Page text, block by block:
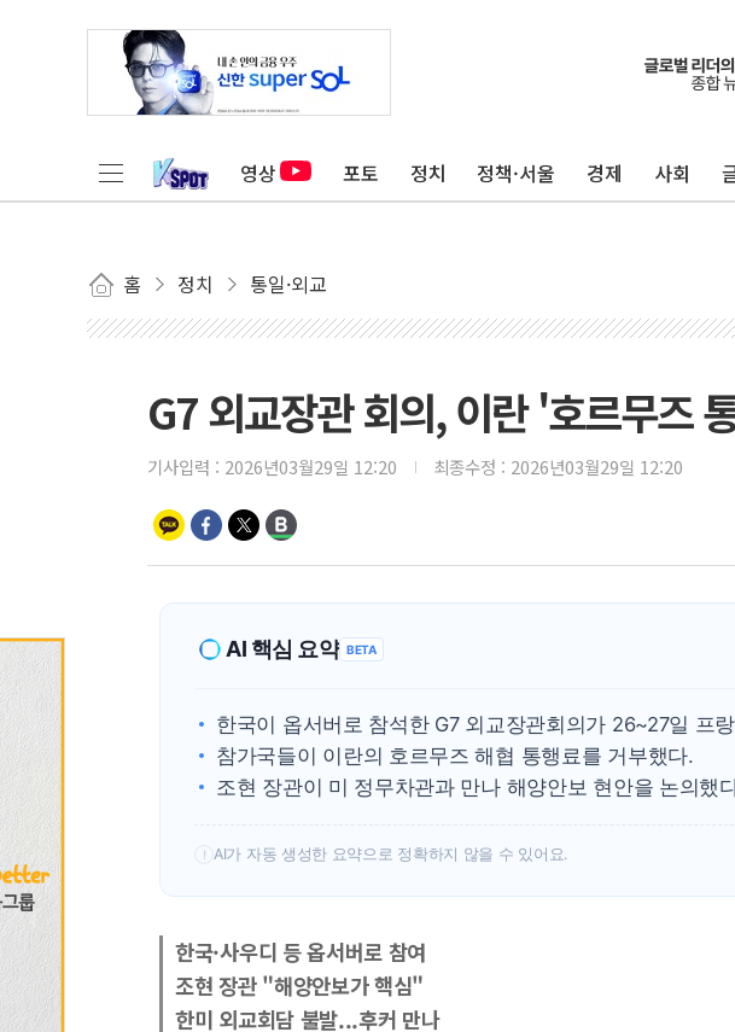
영상 포토 정치 정책·서울 경제 사회
홈 정치 통일·외교
G7 외교장관 회의, 이란 '호르무즈
기사입력 : 2026년03월29일 12:20 최종수정 : 2026년03월29일 12:20
AI 핵심 요약 BETA
한국이 옵서버로 참석한 G7 외교장관회의가 26~27일 프
참가국들이 이란의 호르무즈 해협 통행료를 거부했다.
조현 장관이 미 정무차관과 만나 해양안보 현안을 논의했
! AI가 자동 생성한 요약으로 정확하지 않을 수 있어요.
한국·사우디 등 옵서버로 참여
조현 장관 "해양안보가 핵심"
한미 외교회담 불발...후커 만나